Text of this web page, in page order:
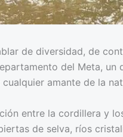
de diversidad, de
del Meta,
amante de la
entre la cordillera y
de selva, ríos